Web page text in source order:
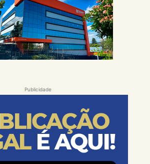
Publicidade